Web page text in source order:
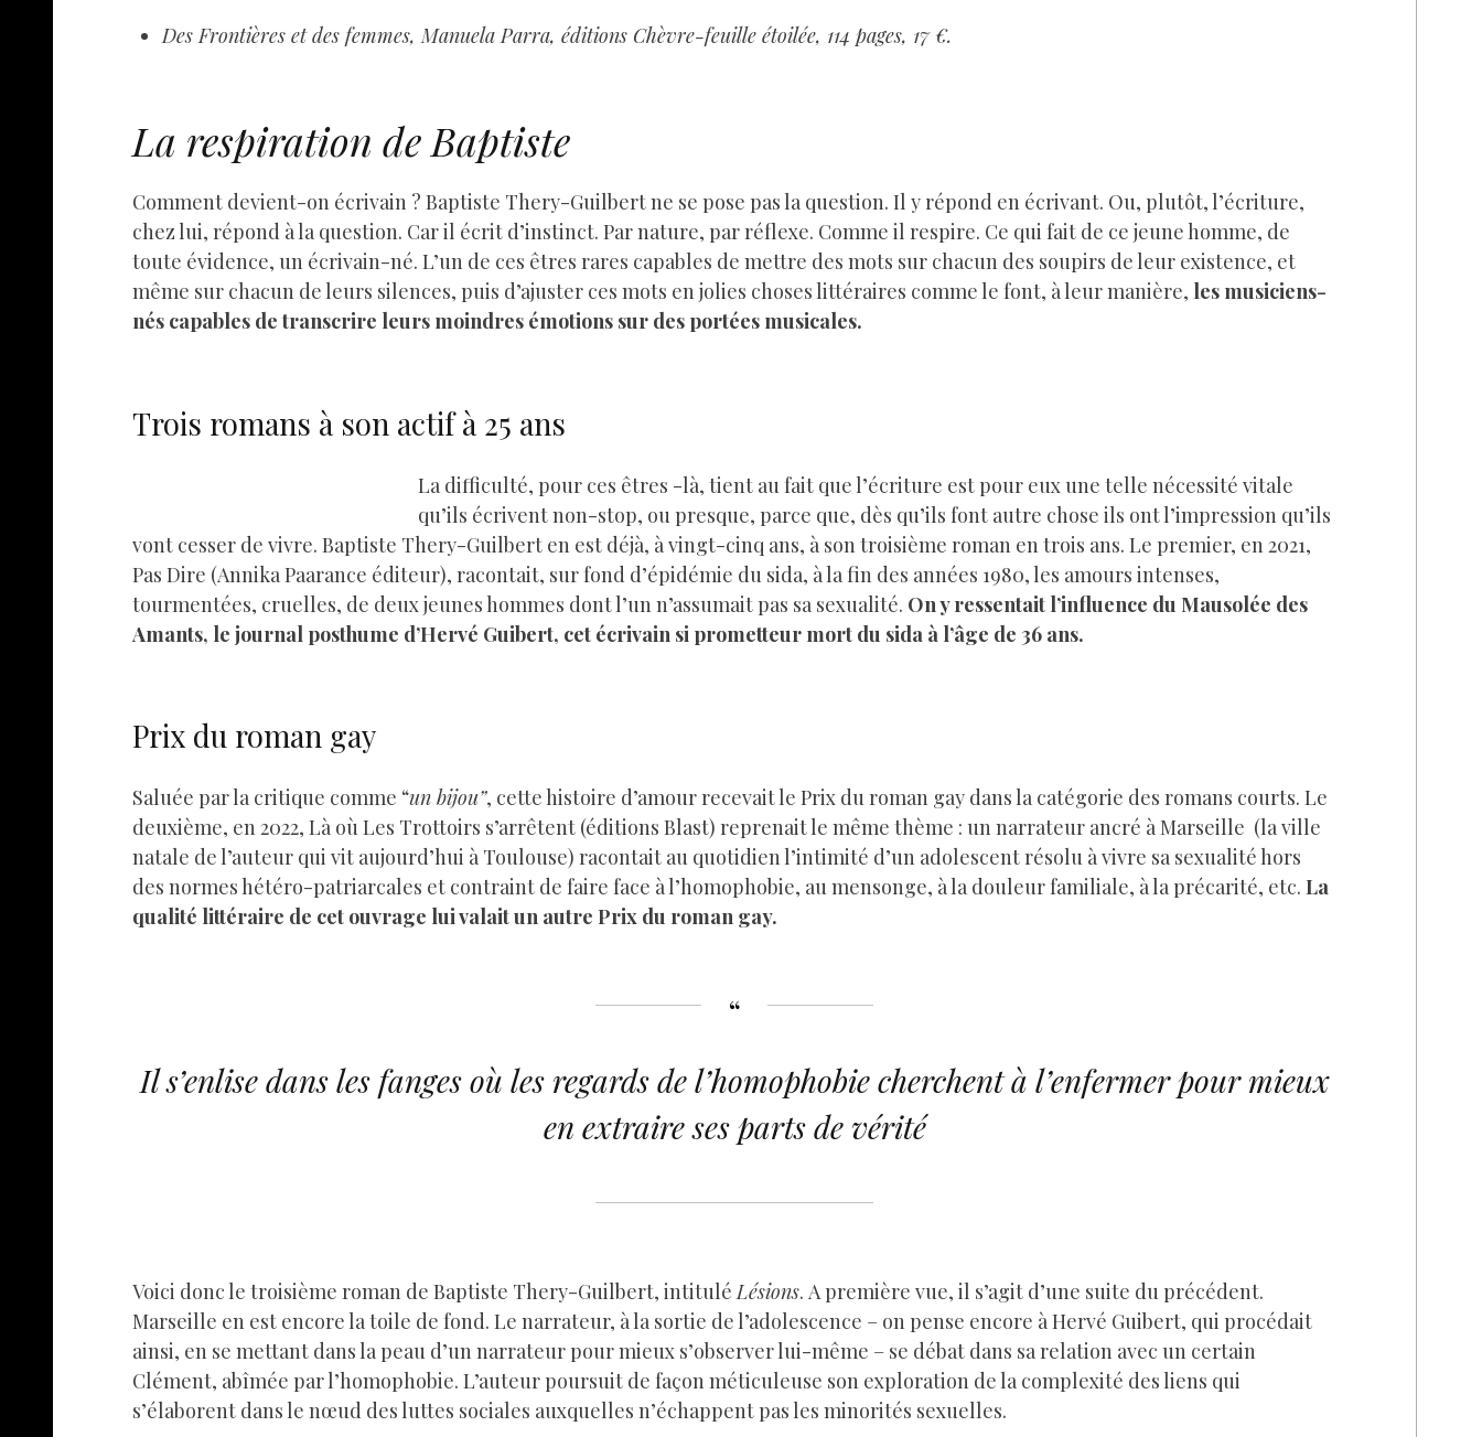
Des Frontières et des femmes, Manuela Parra, éditions Chèvre-feuille étoilée, 114 pages, 17 €.
La respiration de Baptiste
Comment devient-on écrivain ? Baptiste Thery-Guilbert ne se pose pas la question. Il y répond en écrivant. Ou, plutôt, l’écriture,
chez lui, répond à la question. Car il écrit d’instinct. Par nature, par réflexe. Comme il respire. Ce qui fait de ce jeune homme, de
toute évidence, un écrivain-né. L’un de ces êtres rares capables de mettre des mots sur chacun des soupirs de leur existence, et
même sur chacun de leurs silences, puis d’ajuster ces mots en jolies choses littéraires comme le font, à leur manière, les musiciens-
nés capables de transcrire leurs moindres émotions sur des portées musicales.
Trois romans à son actif à 25 ans
La difficulté, pour ces êtres -là, tient au fait que l’écriture est pour eux une telle nécessité vitale
qu’ils écrivent non-stop, ou presque, parce que, dès qu’ils font autre chose ils ont l’impression qu’ils
vont cesser de vivre. Baptiste Thery-Guilbert en est déjà, à vingt-cinq ans, à son troisième roman en trois ans. Le premier, en 2021,
Pas Dire (Annika Paarance éditeur), racontait, sur fond d’épidémie du sida, à la fin des années 1980, les amours intenses,
tourmentées, cruelles, de deux jeunes hommes dont l’un n’assumait pas sa sexualité. On y ressentait l’influence du Mausolée des
Amants, le journal posthume d’Hervé Guibert, cet écrivain si prometteur mort du sida à l’âge de 36 ans.
Prix du roman gay
Saluée par la critique comme “un bijou”, cette histoire d’amour recevait le Prix du roman gay dans la catégorie des romans courts. Le
deuxième, en 2022, Là où Les Trottoirs s’arrêtent (éditions Blast) reprenait le même thème : un narrateur ancré à Marseille (la ville
natale de l’auteur qui vit aujourd’hui à Toulouse) racontait au quotidien l’intimité d’un adolescent résolu à vivre sa sexualité hors
des normes hétéro-patriarcales et contraint de faire face à l’homophobie, au mensonge, à la douleur familiale, à la précarité, etc. La
qualité littéraire de cet ouvrage lui valait un autre Prix du roman gay.
Il s’enlise dans les fanges où les regards de l’homophobie cherchent à l’enfermer pour mieux
en extraire ses parts de vérité
Voici donc le troisième roman de Baptiste Thery-Guilbert, intituléLésions. A première vue, il s’agit d’une suite du précédent.
Marseille en est encore la toile de fond. Le narrateur, à la sortie de l’adolescence – on pense encore à Hervé Guibert, qui procédait
ainsi, en se mettant dans la peau d’un narrateur pour mieux s’observer lui-même – se débat dans sa relation avec un certain
Clément, abîmée par l’homophobie. L’auteur poursuit de façon méticuleuse son exploration de la complexité des liens qui
s’élaborent dans le nœud des luttes sociales auxquelles n’échappent pas les minorités sexuelles.